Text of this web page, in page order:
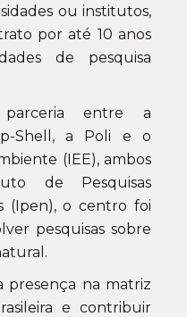
ou institutos,
por até 10 anos
de pesquisa
entre a
Shell, a Poli e o
(IEE), ambos
de Pesquisas
(Ipen), o centro foi
pesquisas sobre
presença na matriz
e contribuir